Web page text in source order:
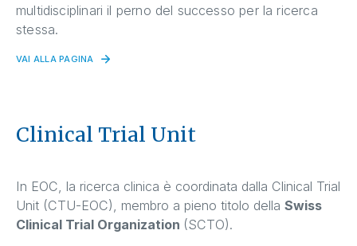
multidisciplinari il perno del successo per la ricerca
stessa.
VAI ALLA PAGINA
Clinical Trial Unit
In EOC, la ricerca clinica è coordinata dalla Clinical Trial
Unit (CTU-EOC), membro a pieno titolo della Swiss
Clinical Trial Organization (SCTO).